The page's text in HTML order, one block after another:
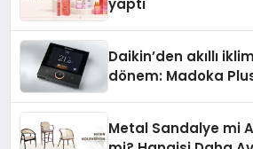
yaptı
Daikin’den akıllı
dönem: Madoka
Metal Sandalye mi